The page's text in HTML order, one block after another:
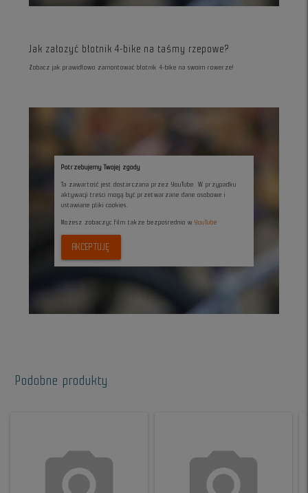
Potrzebujemy Twojej zgody
Ta zawartość jest dostarczana przez YouTube. W przypadku
aktywacji treści mogą być przetwarzane dane osobowe i
ustawiane pliki cookies.
Możesz zobaczyc film także bezpośrednio w YouTube
AKCEPTUJĘ
Jak załozyć błotnik 4-bike na taśmy rzepowe?
Zobacz jak prawidłowo zamontować błotnik 4-bike na swoim rowerze!
Podobne produkty